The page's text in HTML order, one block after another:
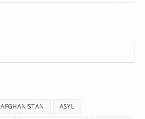
AFGHANISTAN ASYL